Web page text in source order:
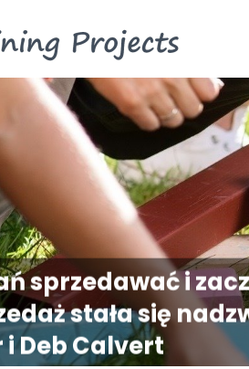
team
sprzedawać i
stała się
i Deb Calvert